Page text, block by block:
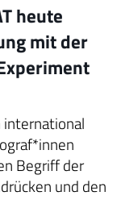
heute
mit der
Begriff der
und den